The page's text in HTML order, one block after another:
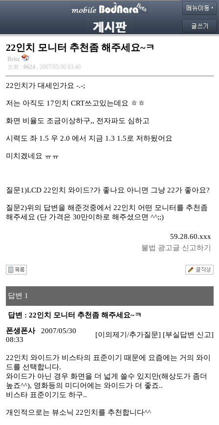
22인치 모니터 추천좀 해주세요~ㅋ
Britz
조회 : 6624 , 2007/05/30 03:40
22인치가 대세인가요 -.-;
저는 아직도 17인치 CRT쓰고있는데요 ㅎㅎ
화면 비율도 조금이상하구,, 전자파도 심하고
시력도 좌 1.5 우 2.0 에서 지금 1.3 1.5로 저하됬어요
미치겠네요 ㅠㅠ
질문1)LCD 22인치 와이드?가 좋나요 아니면 그냥 22가 좋아요?
질문2)위의 답변을 해준것중에서 22인치 어떤 모니터를 추천좀
해주세요 (단 가격은 30만이하로 해주셨으면 ^^;;)
59.28.60.xxx
불법 광고글 신고하기
답변 1
답변 : 22인치 모니터 추천좀 해주세요~ㅋ
폰생폰사
2007/05/30
08:33
[이의제기/추가질문] [부실답변 신고]
22인치 와이드가 비스타의 표준이기 때문에 요즘에는 거의 와이
드를 선택합니다.
와이드가 아닌 경우 화면을 더 넓게 쓸수 있지만(해상도가 좀더
높죠^^), 영화등의 미디어에는 와이드가 더 좋죠..
비스타 표준이기도 하구..
개인적으로는 뷰소닉 22인치를 추천합니다^^